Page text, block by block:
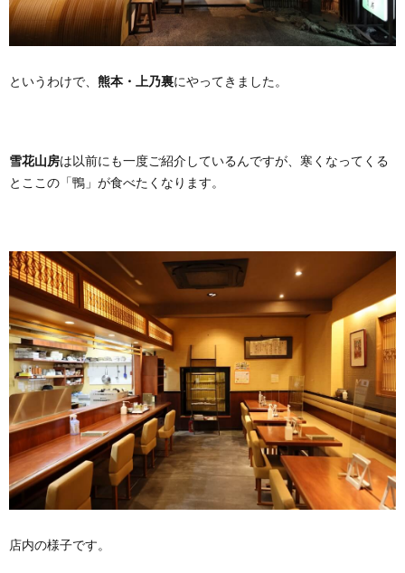
というわけで、 熊本・上乃裏にやってきました。
雪花山房は以前にも一度ご紹介しているんですが、寒くなってくる
とここの「鴨」が食べたくなります。
店内の様子です。